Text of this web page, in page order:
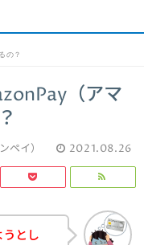
の？
（アマ
ペイ） 2021.08.26
とし